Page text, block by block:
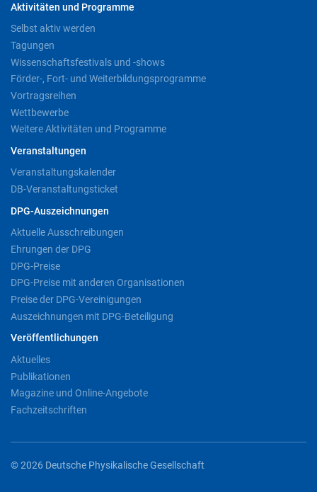
Aktivitäten und Programme
Selbst aktiv werden
Tagungen
Wissenschaftsfestivals und -shows
Förder-, Fort- und Weiterbildungsprogramme
Vortragsreihen
Wettbewerbe
Weitere Aktivitäten und Programme
Veranstaltungen
Veranstaltungskalender
DB-Veranstaltungsticket
DPG-Auszeichnungen
Aktuelle Ausschreibungen
Ehrungen der DPG
DPG-Preise
DPG-Preise mit anderen Organisationen
Preise der DPG-Vereinigungen
Auszeichnungen mit DPG-Beteiligung
Veröffentlichungen
Aktuelles
Publikationen
Magazine und Online-Angebote
Fachzeitschriften
© 2026 Deutsche Physikalische Gesellschaft